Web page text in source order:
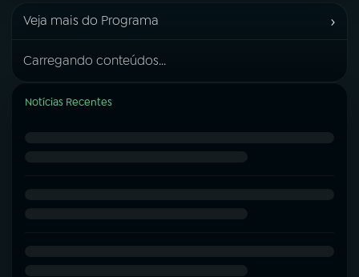
Veja mais do Programa ›
Carregando conteúdos...
Notícias Recentes